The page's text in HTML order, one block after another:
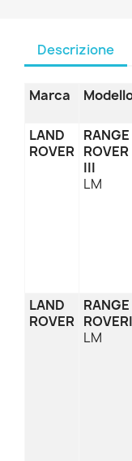
Descrizione
Marca
LAND
ROVER
RANGE
ROVER
III
LM
LAND
ROVER
RANGE
LM